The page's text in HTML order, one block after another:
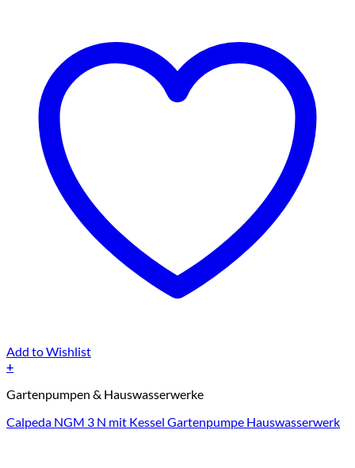
Add to Wishlist
+
Produkt
mehrere
Gartenpumpen & Hauswasserwerke
Calpeda NGM 3 N mit Kessel Gartenpumpe Hauswasserwerk